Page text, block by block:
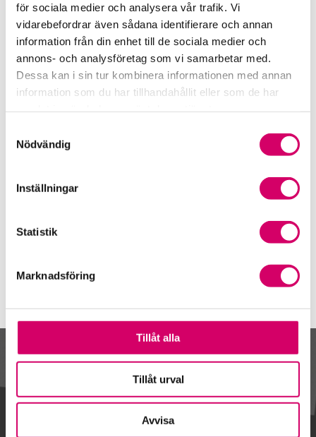
för sociala medier och analysera vår trafik. Vi
vidarebefordrar även sådana identifierare och annan
information från din enhet till de sociala medier och
annons- och analysföretag som vi samarbetar med.
Dessa kan i sin tur kombinera informationen med annan
information som du har tillhandahållit eller som de har
Nödvändig
Inställningar
Statistik
Marknadsföring
Tillåt alla
Tillåt urval
Avvisa
Srf Fokusrapport 2024 – insikter för hållbart
företagande
Våra nyhetskanaler
Tidningen Konsulten
Öppet brev till Myndigheten för yrkeshögskolan
Framtidsutsikter i lönebranschen
Kalendarium